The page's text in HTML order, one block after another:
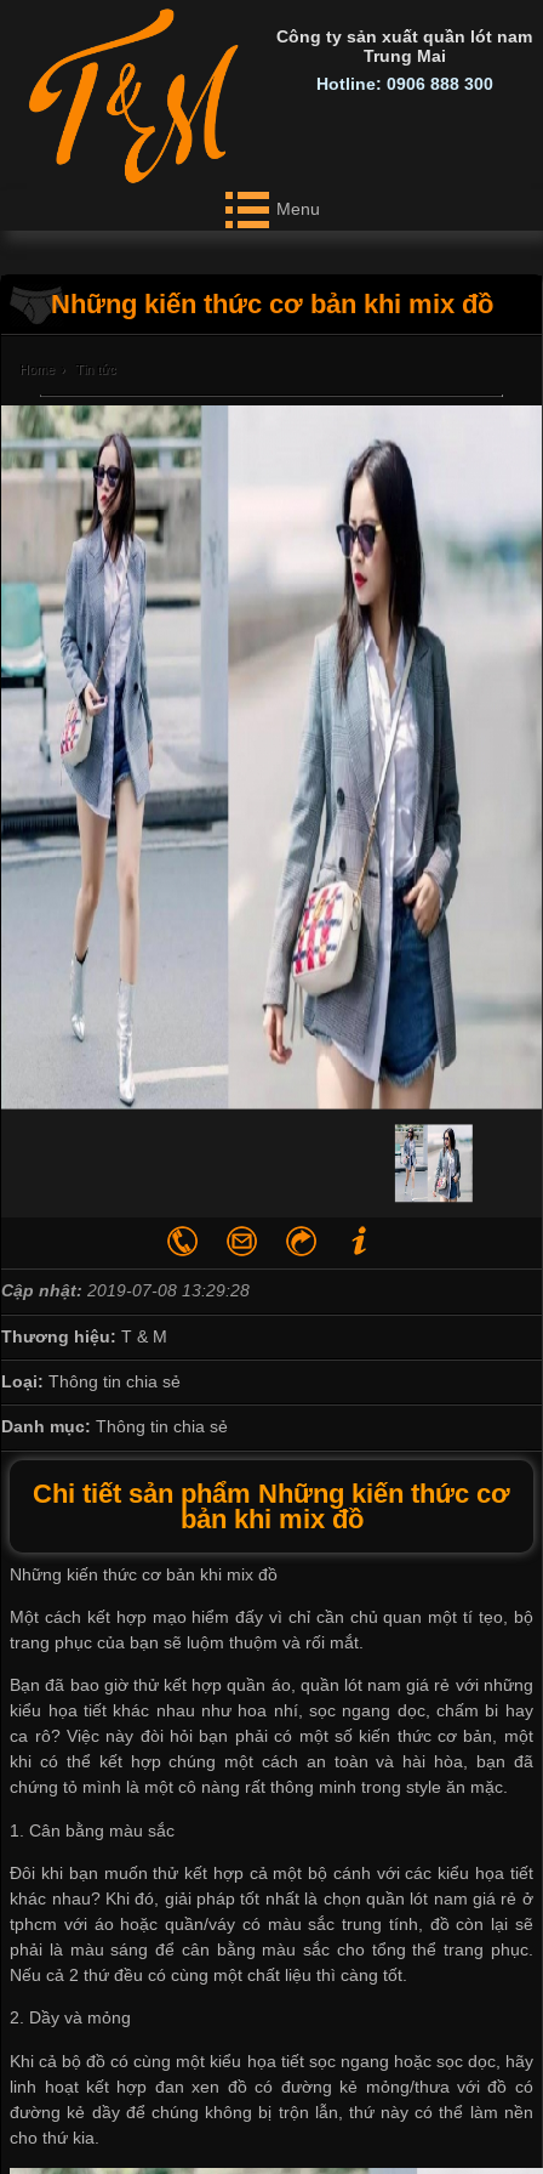
Công ty sản xuất quần lót nam
Trung Mai
Hotline: 0906 888 300
Menu
Những kiến thức cơ bản khi mix đồ
Home › Tin tức
Cập nhật: 2019-07-08 13:29:28
Thương hiệu: T & M
Loại: Thông tin chia sẻ
Danh mục: Thông tin chia sẻ
Chi tiết sản phẩm Những kiến thức cơ
bản khi mix đồ
Những kiến thức cơ bản khi mix đồ
Một cách kết hợp mạo hiểm đấy vì chỉ cần chủ quan một tí tẹo, bộ
trang phục của bạn sẽ luộm thuộm và rối mắt.
Bạn đã bao giờ thử kết hợp quần áo, quần lót nam giá rẻ với những
kiểu họa tiết khác nhau như hoa nhí, sọc ngang dọc, chấm bi hay
ca rô? Việc này đòi hỏi bạn phải có một số kiến thức cơ bản, một
khi có thể kết hợp chúng một cách an toàn và hài hòa, bạn đã
chứng tỏ mình là một cô nàng rất thông minh trong style ăn mặc.
1. Cân bằng màu sắc
Đôi khi bạn muốn thử kết hợp cả một bộ cánh với các kiểu họa tiết
khác nhau? Khi đó, giải pháp tốt nhất là chọn quần lót nam giá rẻ ở
tphcm với áo hoặc quần/váy có màu sắc trung tính, đồ còn lại sẽ
phải là màu sáng để cân bằng màu sắc cho tổng thể trang phục.
Nếu cả 2 thứ đều có cùng một chất liệu thì càng tốt.
2. Dầy và mỏng
Khi cả bộ đồ có cùng một kiểu họa tiết sọc ngang hoặc sọc dọc, hãy
linh hoạt kết hợp đan xen đồ có đường kẻ mỏng/thưa với đồ có
đường kẻ dầy để chúng không bị trộn lẫn, thứ này có thể làm nền
cho thứ kia.